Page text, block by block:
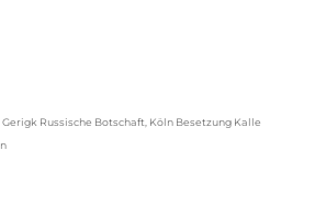
Gerigk Russische Botschaft Köln Besetzung Kalle